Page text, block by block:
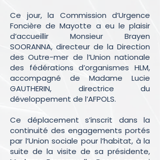
Ce jour, la Commission d’Urgence
Foncière de Mayotte a eu le plaisir
d’accueillir Monsieur Brayen
SOORANNA, directeur de la Direction
des Outre-mer de l’Union nationale
des fédérations d’organismes HLM,
accompagné de Madame Lucie
GAUTHERIN, directrice du
développement de l’AFPOLS.
Ce déplacement s’inscrit dans la
continuité des engagements portés
par l’Union sociale pour l’habitat, à la
suite de la visite de sa présidente,